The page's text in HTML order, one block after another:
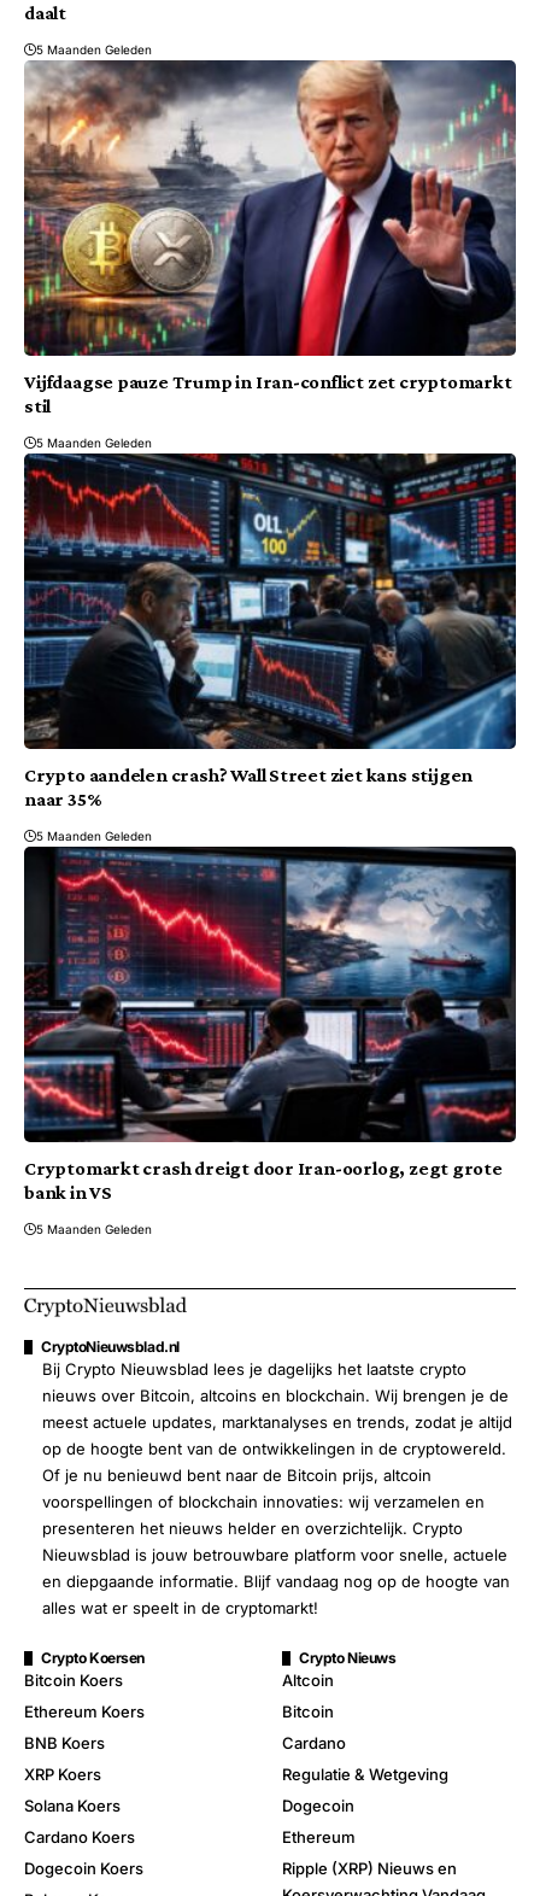
daalt
5 Maanden Geleden
Vijfdaagse pauze Trump in Iran-conflict zet cryptomarkt
stil
5 Maanden Geleden
Crypto aandelen crash? Wall Street ziet kans stijgen
naar 35%
5 Maanden Geleden
Cryptomarkt crash dreigt door Iran-oorlog, zegt grote
bank in VS
5 Maanden Geleden
CryptoNieuwsblad.nl
Bij Crypto Nieuwsblad lees je dagelijks het laatste crypto
nieuws over Bitcoin, altcoins en blockchain. Wij brengen je de
meest actuele updates, marktanalyses en trends, zodat je altijd
op de hoogte bent van de ontwikkelingen in de cryptowereld.
Of je nu benieuwd bent naar de Bitcoin prijs, altcoin
voorspellingen of blockchain innovaties: wij verzamelen en
presenteren het nieuws helder en overzichtelijk. Crypto
Nieuwsblad is jouw betrouwbare platform voor snelle, actuele
en diepgaande informatie. Blijf vandaag nog op de hoogte van
alles wat er speelt in de cryptomarkt!
Crypto Koersen
Bitcoin Koers
Ethereum Koers
BNB Koers
XRP Koers
Solana Koers
Cardano Koers
Dogecoin Koers
Crypto Nieuws
Altcoin
Bitcoin
Cardano
Regulatie & Wetgeving
Dogecoin
Ethereum
Ripple (XRP) Nieuws en